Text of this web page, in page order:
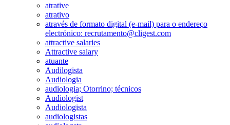
atrative
atrativo
através de formato digital (e-mail) para o endereço
electrónico: recrutamento@cligest.com
attractive salaries
Attractive salary
atuante
Audilogista
Audiologia
audiologia; Otorrino; técnicos
Audiologist
Audiologista
audiologistas